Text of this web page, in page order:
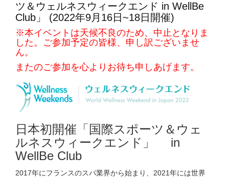
ツ＆ウェルネスウィークエンド in WellBe
Club」 (2022年9月16日~18日開催)
※本イベントは天候不良のため、中止となりま
した。ご参加予定の皆様、申し訳ございませ
ん。
またのご参加を心よりお待ち申しあげます。
日本初開催「国際スポーツ＆ウェ
ルネスウィークエンド」 in
WellBe Club
2017年にフランスのスパ業界から始まり、2021年には世界